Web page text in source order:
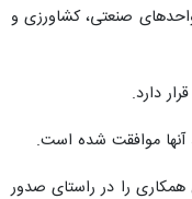
مربوط به استقرار و ادامه فعالیت واحدهای صنعتی، کشاورزی و
را در راستای صدور